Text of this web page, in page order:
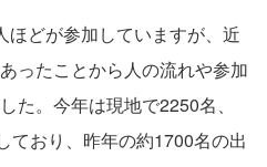
どが参加していますが、近
ったことから人の流れや参加
た。今年は現地で2250名、
ており、昨年の約1700名の出